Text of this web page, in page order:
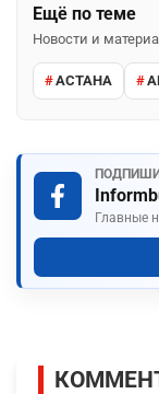
Ещё по теме
Новости и
АСТАНА
Главные